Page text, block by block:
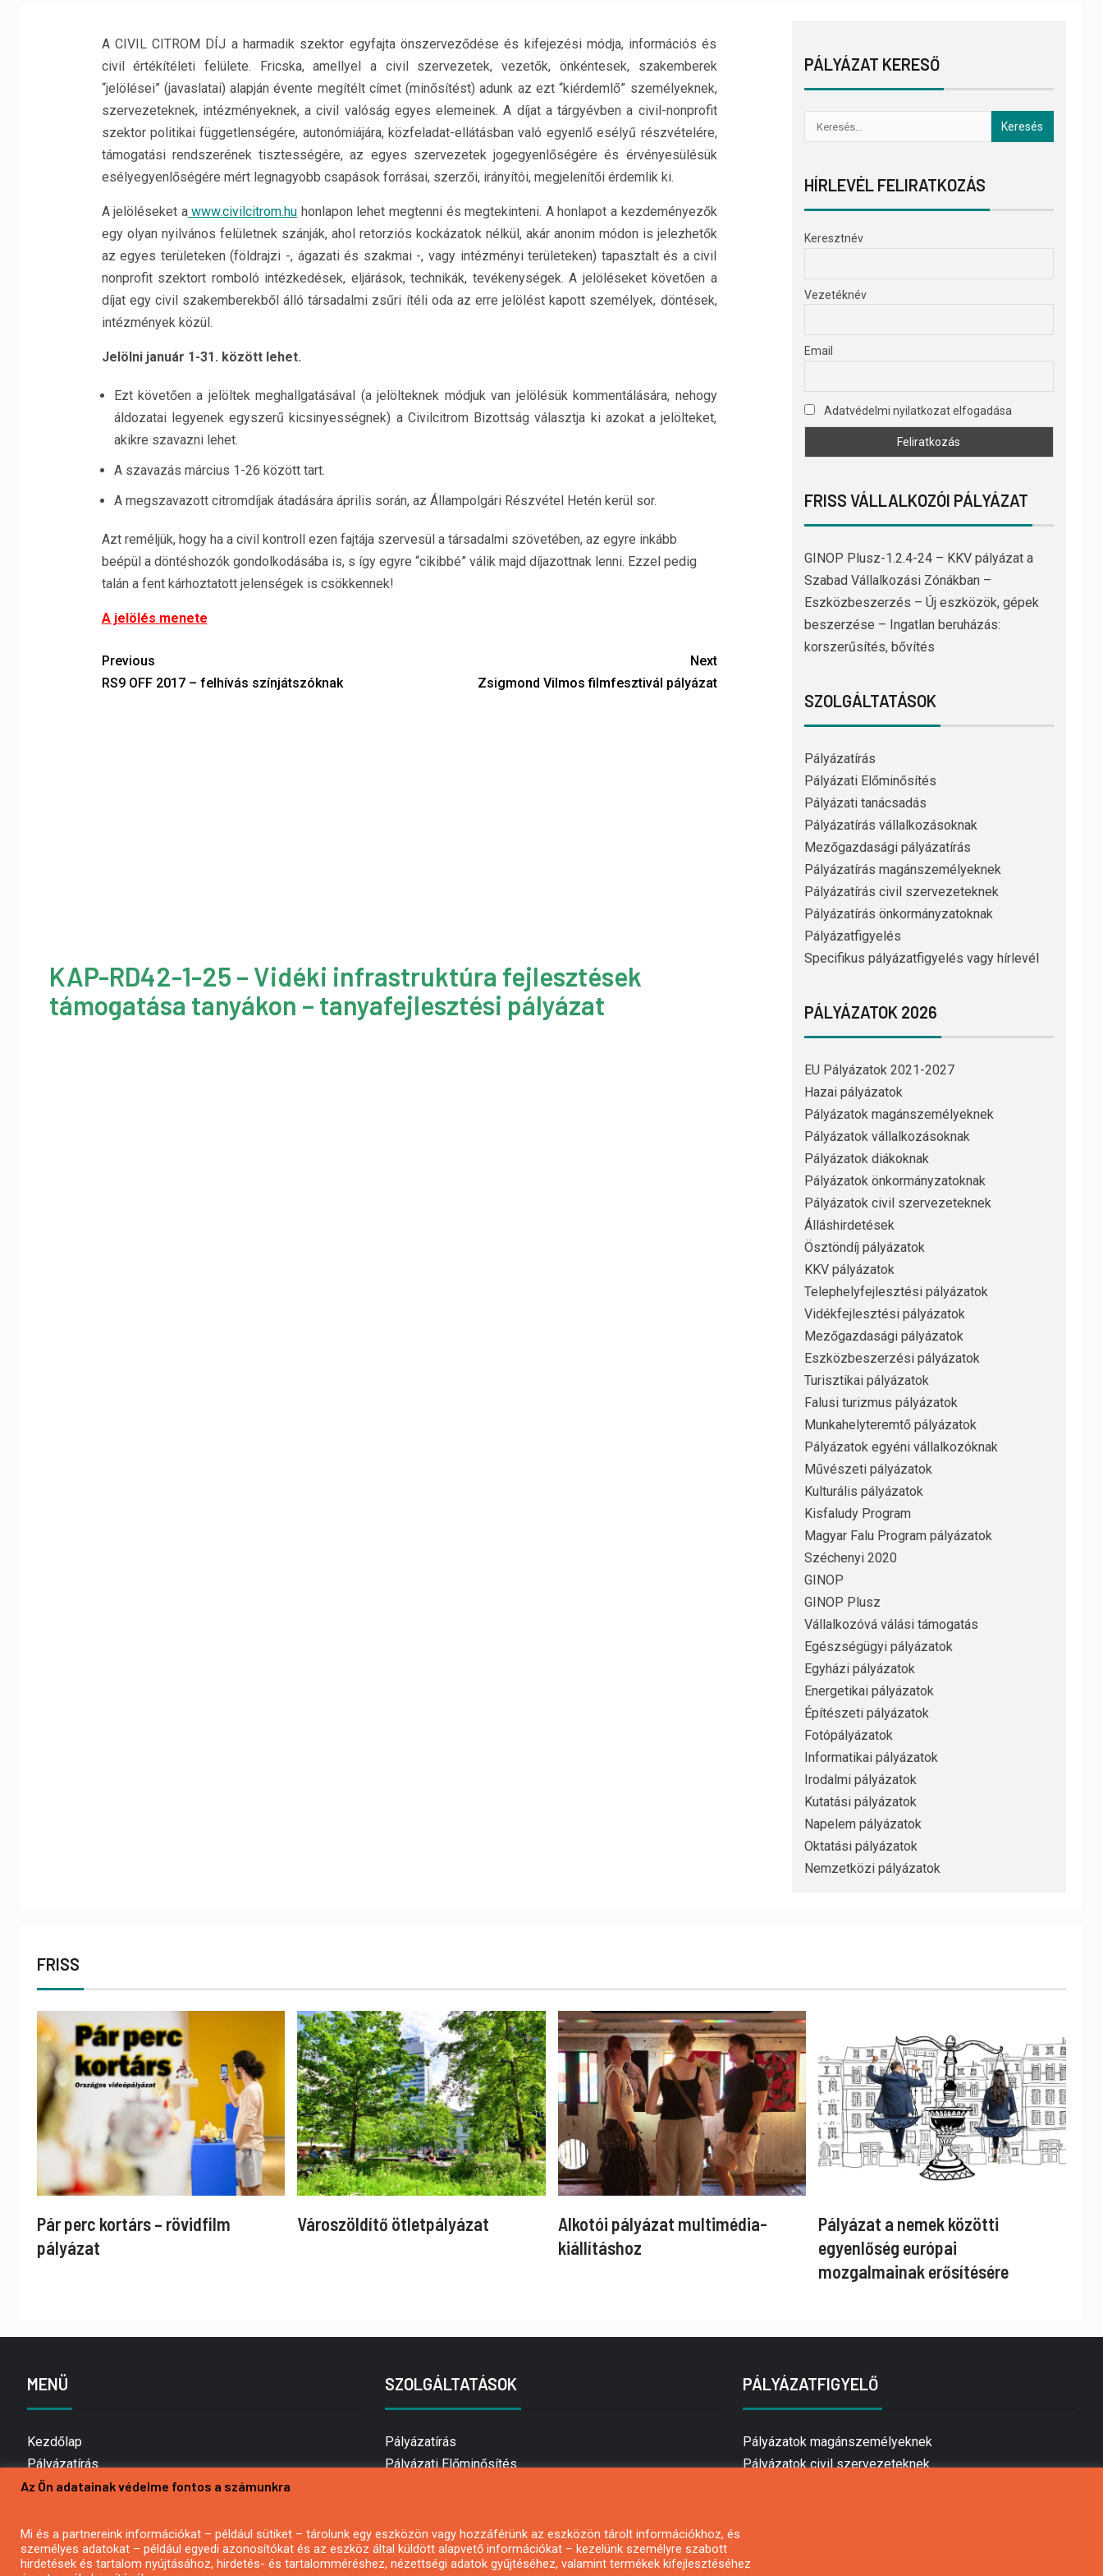
A CIVIL CITROM DÍJ a harmadik szektor egyfajta önszerveződése és kifejezési módja, információs és
civil értékítéleti felülete. Fricska, amellyel a civil szervezetek, vezetők, önkéntesek, szakemberek
“jelölései” (javaslatai) alapján évente megítélt címet (minősítést) adunk az ezt “kiérdemlő” személyeknek,
szervezeteknek, intézményeknek, a civil valóság egyes elemeinek. A díjat a tárgyévben a civil-nonprofit
szektor politikai függetlenségére, autonómiájára, közfeladat-ellátásban való egyenlő esélyű részvételére,
támogatási rendszerének tisztességére, az egyes szervezetek jogegyenlőségére és érvényesülésük
esélyegyenlőségére mért legnagyobb csapások forrásai, szerzői, irányítói, megjelenítői érdemlik ki.
A jelöléseket awww.civilcitrom.hu honlapon lehet megtenni és megtekinteni. A honlapot a kezdeményezők
egy olyan nyilvános felületnek szánják, ahol retorziós kockázatok nélkül, akár anonim módon is jelezhetők
az egyes területeken (földrajzi -, ágazati és szakmai -, vagy intézményi területeken) tapasztalt és a civil
nonprofit szektort romboló intézkedések, eljárások, technikák, tevékenységek. A jelöléseket követően a
díjat egy civil szakemberekből álló társadalmi zsűri ítéli oda az erre jelölést kapott személyek, döntések,
intézmények közül.
Jelölni január 1-31. között lehet.
Ezt követően a jelöltek meghallgatásával (a jelölteknek módjuk van jelölésük kommentálására, nehogy
áldozatai legyenek egyszerű kicsinyességnek) a Civilcitrom Bizottság választja ki azokat a jelölteket,
akikre szavazni lehet.
A szavazás március 1-26 között tart.
A megszavazott citromdíjak átadására április során, az Állampolgári Részvétel Hetén kerül sor.
Azt reméljük, hogy ha a civil kontroll ezen fajtája szervesül a társadalmi szövetében, az egyre inkább
beépül a döntéshozók gondolkodásába is, s így egyre “cikibbé” válik majd díjazottnak lenni. Ezzel pedig
talán a fent kárhoztatott jelenségek is csökkennek!
A jelölés menete
Previous
RS9 OFF 2017 – felhívás színjátszóknak
Next
Zsigmond Vilmos filmfesztivál pályázat
KAP-RD42-1-25 – Vidéki infrastruktúra fejlesztések
támogatása tanyákon – tanyafejlesztési pályázat
PÁLYÁZAT KERESŐ
HÍRLEVÉL FELIRATKOZÁS
Keresztnév
Vezetéknév
Email
Adatvédelmi nyilatkozat elfogadása
FRISS VÁLLALKOZÓI PÁLYÁZAT
GINOP Plusz-1.2.4-24 – KKV pályázat a
Szabad Vállalkozási Zónákban –
Eszközbeszerzés – Új eszközök, gépek
beszerzése – Ingatlan beruházás:
korszerűsítés, bővítés
SZOLGÁLTATÁSOK
Pályázatírás
Pályázati Előminősítés
Pályázati tanácsadás
Pályázatírás vállalkozásoknak
Mezőgazdasági pályázatírás
Pályázatírás magánszemélyeknek
Pályázatírás civil szervezeteknek
Pályázatírás önkormányzatoknak
Pályázatfigyelés
Specifikus pályázatfigyelés vagy hírlevél
PÁLYÁZATOK 2026
EU Pályázatok 2021-2027
Hazai pályázatok
Pályázatok magánszemélyeknek
Pályázatok vállalkozásoknak
Pályázatok diákoknak
Pályázatok önkormányzatoknak
Pályázatok civil szervezeteknek
Álláshirdetések
Ösztöndíj pályázatok
KKV pályázatok
Telephelyfejlesztési pályázatok
Vidékfejlesztési pályázatok
Mezőgazdasági pályázatok
Eszközbeszerzési pályázatok
Turisztikai pályázatok
Falusi turizmus pályázatok
Munkahelyteremtő pályázatok
Pályázatok egyéni vállalkozóknak
Művészeti pályázatok
Kulturális pályázatok
Kisfaludy Program
Magyar Falu Program pályázatok
Széchenyi 2020
GINOP
GINOP Plusz
Vállalkozóvá válási támogatás
Egészségügyi pályázatok
Egyházi pályázatok
Energetikai pályázatok
Építészeti pályázatok
Fotópályázatok
Informatikai pályázatok
Irodalmi pályázatok
Kutatási pályázatok
Napelem pályázatok
Oktatási pályázatok
Nemzetközi pályázatok
FRISS
Pár perc kortárs – rövidfilm
pályázat
Városzöldítő ötletpályázat
Alkotói pályázat multimédia-
kiállításhoz
Pályázat a nemek közötti
egyenlőség európai
mozgalmainak erősítésére
MENÜ
Kezdőlap
Pályázatírás
Bemutatkozás
Hírlevél feliratkozás
Impresszum
SZOLGÁLTATÁSOK
Pályázatírás
Pályázati Előminősítés
Mezőgazdasági pályázatírás
Pályázatírás magánszemélyeknek
PÁLYÁZATFIGYELŐ
Pályázatok magánszemélyeknek
Pályázatok civil szervezeteknek
Az Ön adatainak védelme fontos a számunkra
Mi és a partnereink információkat – például sütiket – tárolunk egy eszközön vagy hozzáférünk az eszközön tárolt információkhoz, és
személyes adatokat – például egyedi azonosítókat és az eszköz által küldött alapvető információkat – kezelünk személyre szabott
hirdetések és tartalom nyújtásához, hirdetés- és tartalomméréshez, nézettségi adatok gyűjtéséhez, valamint termékek kifejlesztéséhez